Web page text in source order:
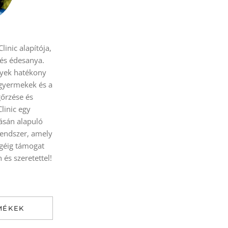
alapítója,
édesanya.
hatékony
és a
és
egy
alapuló
amely
támogat
és szeretettel!